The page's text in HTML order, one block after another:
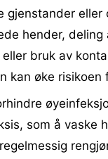
gjenstander eller
hender,
bruk av
kan øke
som å vaske